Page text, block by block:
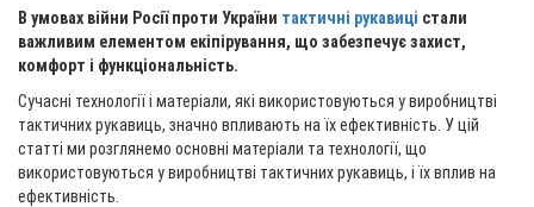
В умовах війни Росії проти України тактичні рукавиці стали
важливим елементом екіпірування, що забезпечує захист,
комфорт і функціональність.
Сучасні технології і матеріали, які використовуються у виробництві
тактичних рукавиць, значно впливають на їх ефективність. У цій
статті ми розглянемо основні матеріали та технології, що
використовуються у виробництві тактичних рукавиць, і їх вплив на
ефективність.